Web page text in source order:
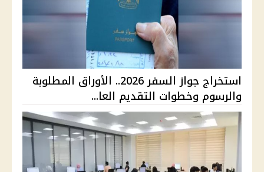
استخراج جواز السفر 2026.. الأوراق المطلوبة
والرسوم وخطوات التقديم العا...